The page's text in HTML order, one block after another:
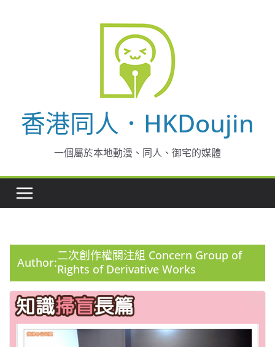
香港同人．HKDoujin
一個屬於本地動漫、同人、御宅的媒體
Author:二次創作權關注組 Concern Group of
Rights of Derivative Works